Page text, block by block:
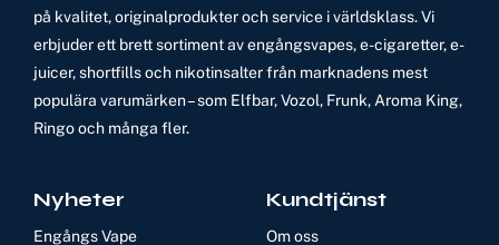
på kvalitet, originalprodukter och service i världsklass. Vi
erbjuder ett brett sortiment av engångsvapes, e-cigaretter, e-
juicer, shortfills och nikotinsalter från marknadens mest
populära varumärken – som Elfbar, Vozol, Frunk, Aroma King,
Ringo och många fler.
Nyheter
Engångs Vape
Kundtjänst
Om oss